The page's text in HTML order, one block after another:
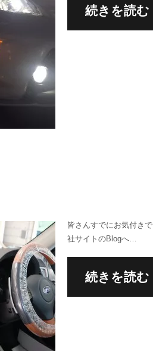
続きを読む
皆さんすでにお気付き
社サイトのBlogへ…
続きを読む